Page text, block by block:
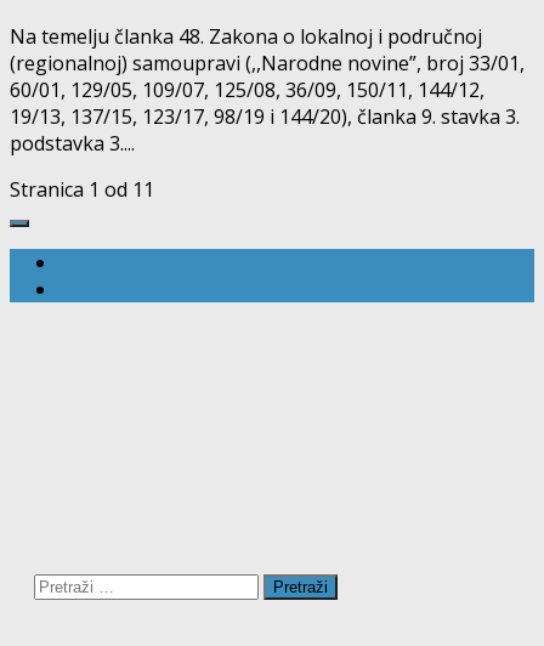
Na temelju članka 48. Zakona o lokalnoj i područnoj
(regionalnoj) samoupravi (,,Narodne novine”, broj 33/01,
60/01, 129/05, 109/07, 125/08, 36/09, 150/11, 144/12,
19/13, 137/15, 123/17, 98/19 i 144/20), članka 9. stavka 3.
podstavka 3....
Stranica 1 od 1 1
Pretraži: